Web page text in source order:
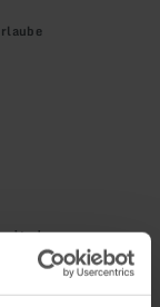
der
mit